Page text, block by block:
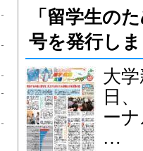
「留学生の
号を発行し
大
日
ー
…